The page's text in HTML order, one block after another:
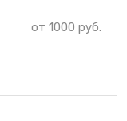
от 1000 руб.